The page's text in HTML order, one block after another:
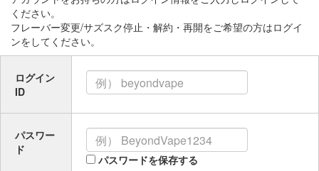
ください。
フレーバー変更/サズスク停止・解約・再開をご希望の方はログイ
ンをしてください。
ログイン
ID
パスワー
ド
パスワードを保存する